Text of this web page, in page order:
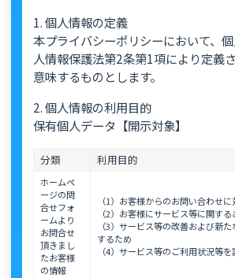
1. 個人情報の定義
本プライバシーポリシーにおいて、
人情報保護法第2条第1項により定義
意味するものとします。
2. 個人情報の利用目的
保有個人データ【開示対象】
分類 利用目的
ホームペ
ージの問
合せフォ
ームより
お問合せ
頂きまし
たお客様
の情報
（1）お客様からのお問い合わせ
（2）お客様にサービス等に関す
（3）サービス等の改善および新
するため
（4）サービス等のご利用状況等